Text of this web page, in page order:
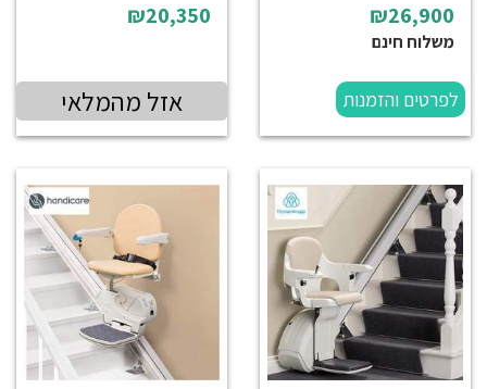
₪26,900
משלוח חינם
לפרטים והזמנות
₪20,350
אזל מהמלאי